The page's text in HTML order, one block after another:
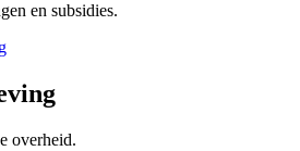
en subsidies.
overheid.